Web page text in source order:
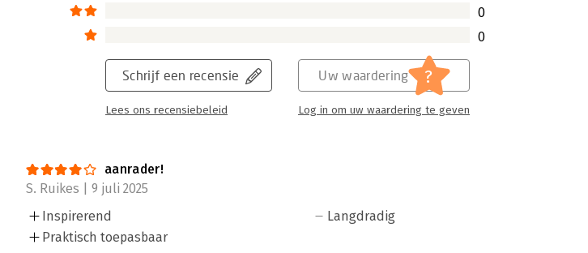
0
0
Schrijf een recensie
Lees ons recensiebeleid
Uw waardering ?
Log in om uw waardering te geven
aanrader!
S. Ruikes | 9 juli 2025
Inspirerend
Praktisch toepasbaar
Langdradig